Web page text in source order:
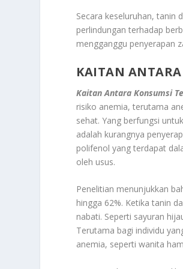
Secara keseluruhan, tanin
perlindungan terhadap
mengganggu penyerapan
KAITAN
Kaitan Antara Konsumsi
risiko anemia, terutama
sehat. Yang berfungsi
adalah kurangnya
polifenol yang terdapat
oleh usus.
Penelitian menunjukkan
hingga 62%. Ketika tanin
nabati. Seperti sayuran
Terutama bagi individu
anemia, seperti wanita